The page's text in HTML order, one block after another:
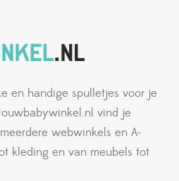
en handige spulletjes voor je
vind je
webwinkels en A-
kleding en van meubels tot